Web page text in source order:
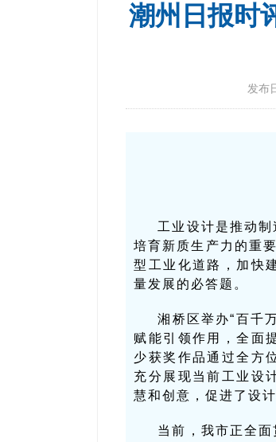
潮州日报时
发布
工业设计是推动
培育新质生产力的重
型工业化道路，加快
量发展的必答题。
湘桥区举办“百千
赋能引领作用，全面
少获奖作品通过全方
充分展现当前工业设
慧和创意，促进了设
当前，我市正全